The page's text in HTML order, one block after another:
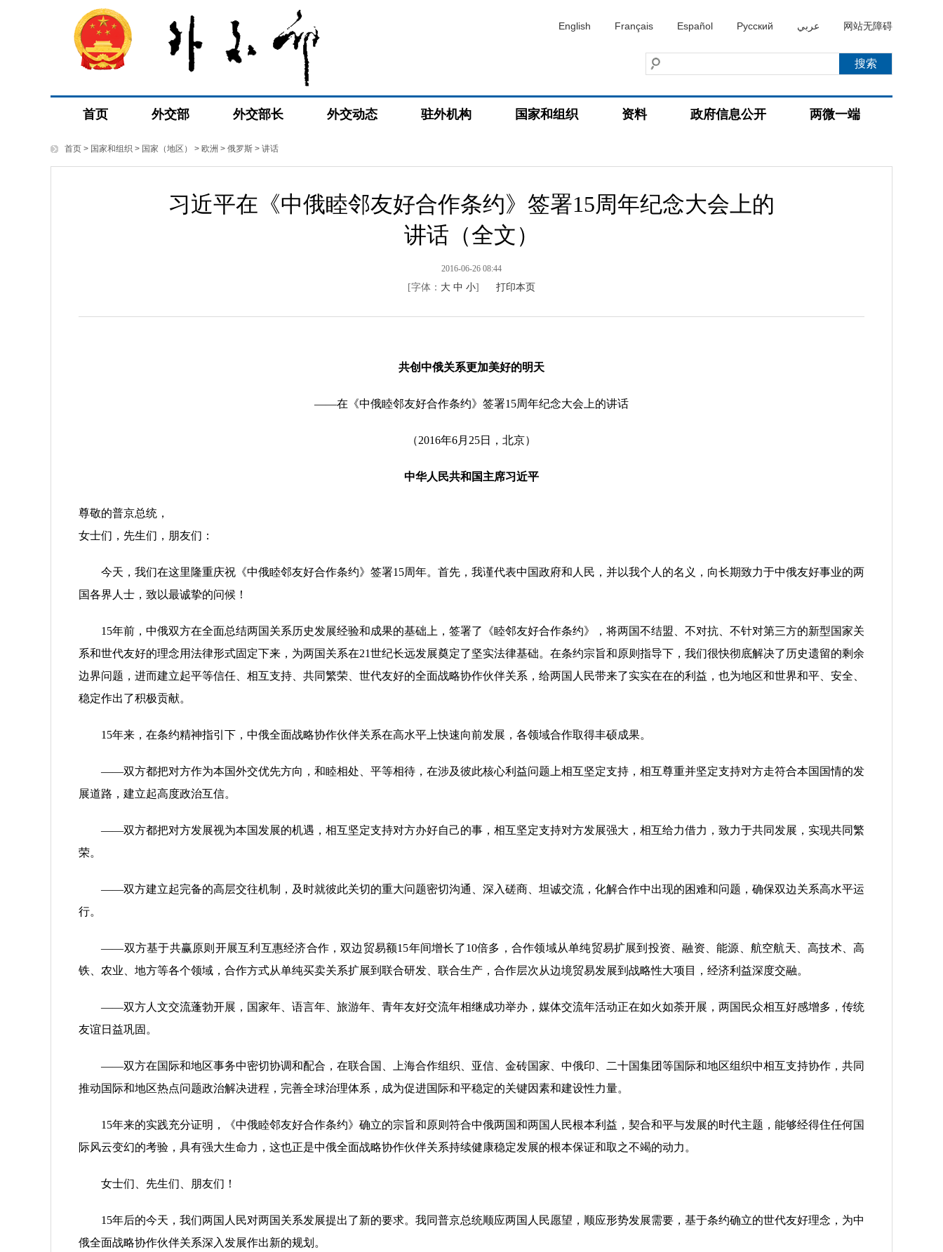
English Français Español Русский عربي 网站无障碍
首页 外交部 外交部长 外交动态 驻外机构 国家和组织 资料 政府信息公开 两微一端
首页 > 国家和组织 > 国家（地区） > 欧洲 > 俄罗斯 > 讲话
习近平在《中俄睦邻友好合作条约》签署15周年纪念大会上的
讲话（全文）
2016-06-26 08:44
[字体： 大 中 小] 打印本页
共创中俄关系更加美好的明天
——在《中俄睦邻友好合作条约》签署15周年纪念大会上的讲话
（2016年6月25日，北京）
中华人民共和国主席习近平
尊敬的普京总统，
女士们，先生们，朋友们：
今天，我们在这里隆重庆祝《中俄睦邻友好合作条约》签署15周年。首先，我谨代表中国政府和人民，并以我个人的名义，向长期致力于中俄友好事业的两
国各界人士，致以最诚挚的问候！
15年前，中俄双方在全面总结两国关系历史发展经验和成果的基础上，签署了《睦邻友好合作条约》，将两国不结盟、不对抗、不针对第三方的新型国家关
系和世代友好的理念用法律形式固定下来，为两国关系在21世纪长远发展奠定了坚实法律基础。在条约宗旨和原则指导下，我们很快彻底解决了历史遗留的剩余
边界问题，进而建立起平等信任、相互支持、共同繁荣、世代友好的全面战略协作伙伴关系，给两国人民带来了实实在在的利益，也为地区和世界和平、安全、
稳定作出了积极贡献。
15年来，在条约精神指引下，中俄全面战略协作伙伴关系在高水平上快速向前发展，各领域合作取得丰硕成果。
——双方都把对方作为本国外交优先方向，和睦相处、平等相待，在涉及彼此核心利益问题上相互坚定支持，相互尊重并坚定支持对方走符合本国国情的发
展道路，建立起高度政治互信。
——双方都把对方发展视为本国发展的机遇，相互坚定支持对方办好自己的事，相互坚定支持对方发展强大，相互给力借力，致力于共同发展，实现共同繁
荣。
——双方建立起完备的高层交往机制，及时就彼此关切的重大问题密切沟通、深入磋商、坦诚交流，化解合作中出现的困难和问题，确保双边关系高水平运
行。
——双方基于共赢原则开展互利互惠经济合作，双边贸易额15年间增长了10倍多，合作领域从单纯贸易扩展到投资、融资、能源、航空航天、高技术、高
铁、农业、地方等各个领域，合作方式从单纯买卖关系扩展到联合研发、联合生产，合作层次从边境贸易发展到战略性大项目，经济利益深度交融。
——双方人文交流蓬勃开展，国家年、语言年、旅游年、青年友好交流年相继成功举办，媒体交流年活动正在如火如荼开展，两国民众相互好感增多，传统
友谊日益巩固。
——双方在国际和地区事务中密切协调和配合，在联合国、上海合作组织、亚信、金砖国家、中俄印、二十国集团等国际和地区组织中相互支持协作，共同
推动国际和地区热点问题政治解决进程，完善全球治理体系，成为促进国际和平稳定的关键因素和建设性力量。
15年来的实践充分证明，《中俄睦邻友好合作条约》确立的宗旨和原则符合中俄两国和两国人民根本利益，契合和平与发展的时代主题，能够经得住任何国
际风云变幻的考验，具有强大生命力，这也正是中俄全面战略协作伙伴关系持续健康稳定发展的根本保证和取之不竭的动力。
女士们、先生们、朋友们！
15年后的今天，我们两国人民对两国关系发展提出了新的要求。我同普京总统顺应两国人民愿望，顺应形势发展需要，基于条约确立的世代友好理念，为中
俄全面战略协作伙伴关系深入发展作出新的规划。